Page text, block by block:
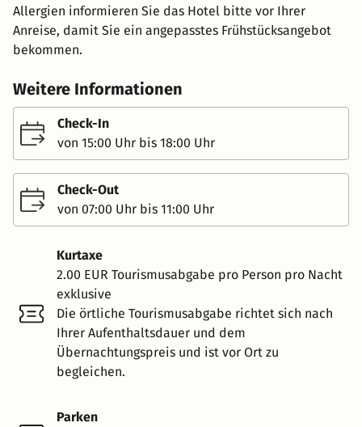
Allergien informieren Sie das Hotel bitte vor Ihrer
Anreise, damit Sie ein angepasstes Frühstücksangebot
bekommen.
Weitere Informationen
Check-In
von 15:00 Uhr bis 18:00 Uhr
Check-Out
von 07:00 Uhr bis 11:00 Uhr
Kurtaxe
2.00 EUR Tourismusabgabe pro Person pro Nacht
exklusive
Die örtliche Tourismusabgabe richtet sich nach
Ihrer Aufenthaltsdauer und dem
Übernachtungspreis und ist vor Ort zu
begleichen.
Parken